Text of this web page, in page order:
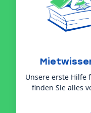
Unsere erste Hilfe
finden Sie alles